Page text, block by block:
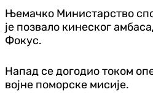
Њемачко Министарство
је позвало кинеског
Фокус.
Напад се догодио током
војне поморске мисије.